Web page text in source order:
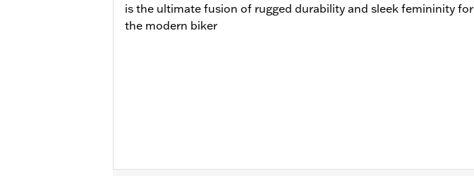
is the ultimate fusion of rugged durability and sleek femininity for
the modern biker